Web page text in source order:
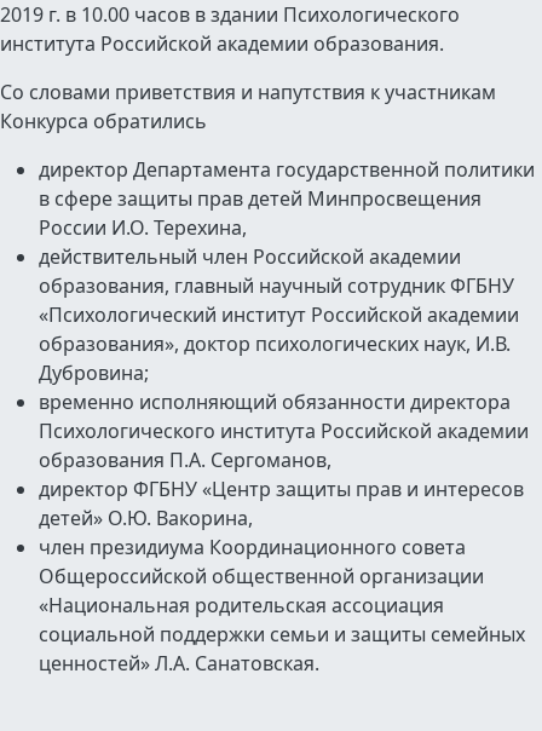
2019 г. в 10.00 часов в здании Психологического
института Российской академии образования.
Со словами приветствия и напутствия к участникам
Конкурса обратились
директор Департамента государственной политики
в сфере защиты прав детей Минпросвещения
России И.О. Терехина,
действительный член Российской академии
образования, главный научный сотрудник ФГБНУ
«Психологический институт Российской академии
образования», доктор психологических наук, И.В.
Дубровина;
временно исполняющий обязанности директора
Психологического института Российской академии
образования П.А. Сергоманов,
директор ФГБНУ «Центр защиты прав и интересов
детей» О.Ю. Вакорина,
член президиума Координационного совета
Общероссийской общественной организации
«Национальная родительская ассоциация
социальной поддержки семьи и защиты семейных
ценностей» Л.А. Санатовская.